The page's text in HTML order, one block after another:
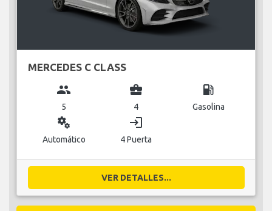
MERCEDES C CLASS
group
5
business_center
4
local_gas_station
Gasolina
miscellaneous_services
Automático
login
4 Puerta
VER DETALLES...